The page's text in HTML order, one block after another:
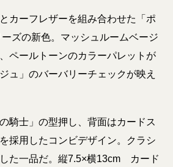
カーフレザーを組み合わせた「ポ
ズの新色。マッシュルームベージ
ペールトーンのカラーパレットが
ュ」のバーバリーチェックが映え
騎士」の型押し、背面はカードス
採用したコンビデザイン。クラシ
た一品だ。縦7.5×横13cm カード